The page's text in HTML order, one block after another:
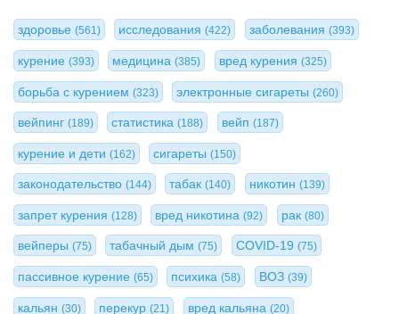
здоровье (561) исследования(422) заболевания (393)
курение (393) медицина(385) вред курения (325)
борьба с курением (323) электронные сигареты(260)
вейпинг (189) статистика(188) вейп (187)
курение и дети (162) сигареты(150)
законодательство (144) табак(140) никотин (139)
запрет курения (128) вред никотина(92) рак (80)
вейперы (75) табачный дым(75) COVID-19 (75)
пассивное курение (65) психика(58) ВОЗ (39)
кальян (30) перекур(21) вред кальяна (20)